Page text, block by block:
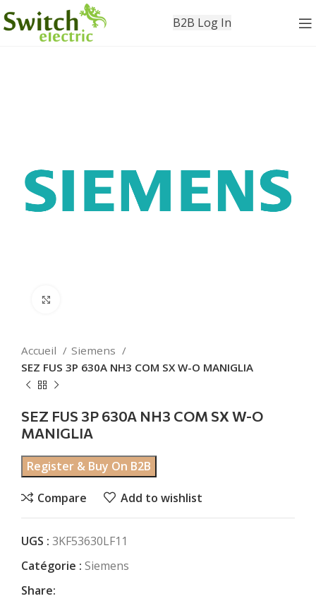
B2B Log In
Accueil
Siemens
SEZ FUS 3P 630A NH3 COM SX W-O MANIGLIA
SEZ FUS 3P 630A NH3 COM SX W-O
MANIGLIA
Register & Buy On B2B
Compare Add to wishlist
UGS : 3KF53630LF11
Catégorie : Siemens
Share: